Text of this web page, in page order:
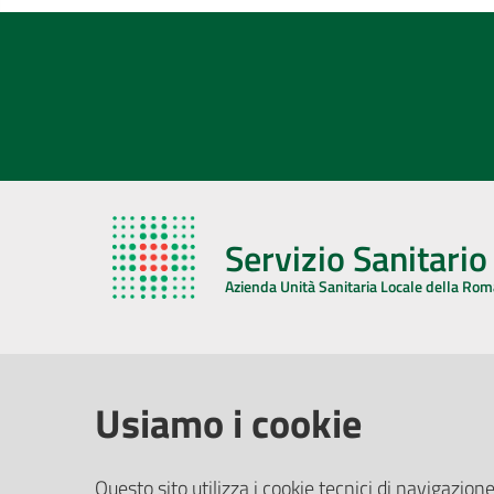
Servizio
Azienda Unità Sanitaria Locale della
Usiamo i cookie
Questo sito utilizza i cookie tecnici di